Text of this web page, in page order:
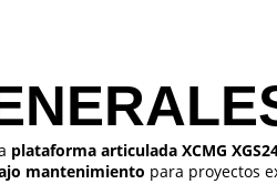
plataforma articulada XCMG
mantenimiento para proyectos